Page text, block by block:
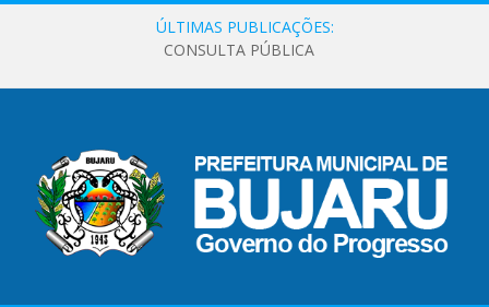
ÚLTIMAS PUBLICAÇÕES:
CONSULTA PÚBLICA